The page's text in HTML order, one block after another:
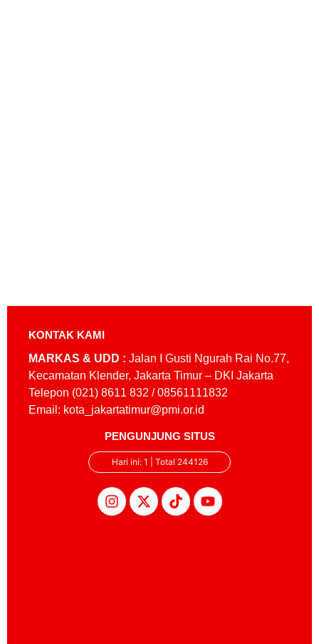
KONTAK KAMI
MARKAS & UDD : Jalan I Gusti Ngurah Rai No.77,
Kecamatan Klender, Jakarta Timur – DKI Jakarta
Telepon (021) 8611 832 / 08561111832
Email: kota_jakartatimur@pmi.or.id
PENGUNJUNG SITUS
Hari ini: 1 | Total 244126